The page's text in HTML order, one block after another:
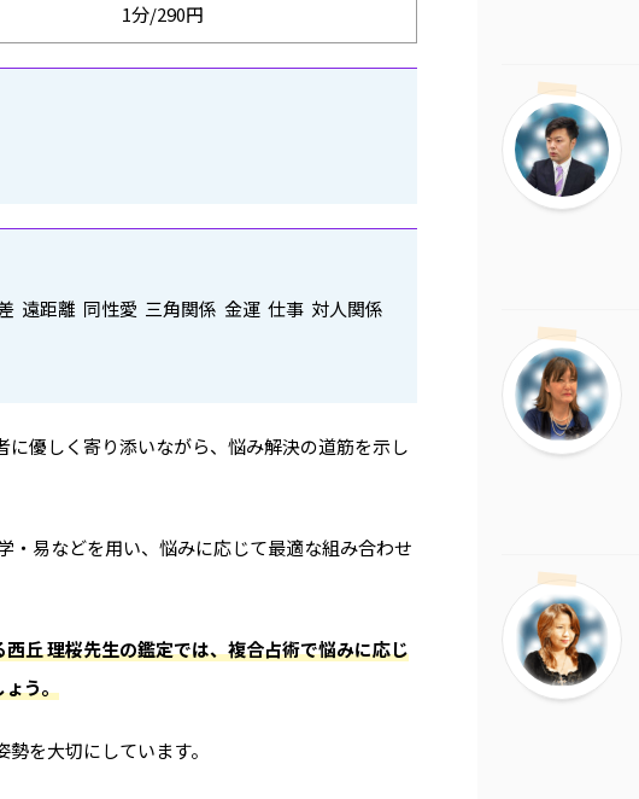
1分/290円
遠距離 同性愛 三角関係 金運 仕事 対人関係
に優しく寄り添いながら、悩み解決の道筋を示し
・易などを用い、悩みに応じて最適な組み合わせ
丘 理桜先生の鑑定では、複合占術で悩みに応じ
う。
勢を大切にしています。